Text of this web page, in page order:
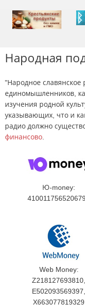
Народная
"Народное славянское
единомышленников,
изучения родной
указывающих, что и
радио должно
финансово.
Ю-money:
Web Money:
Z218127693810,
E502093569397,
X663077819329